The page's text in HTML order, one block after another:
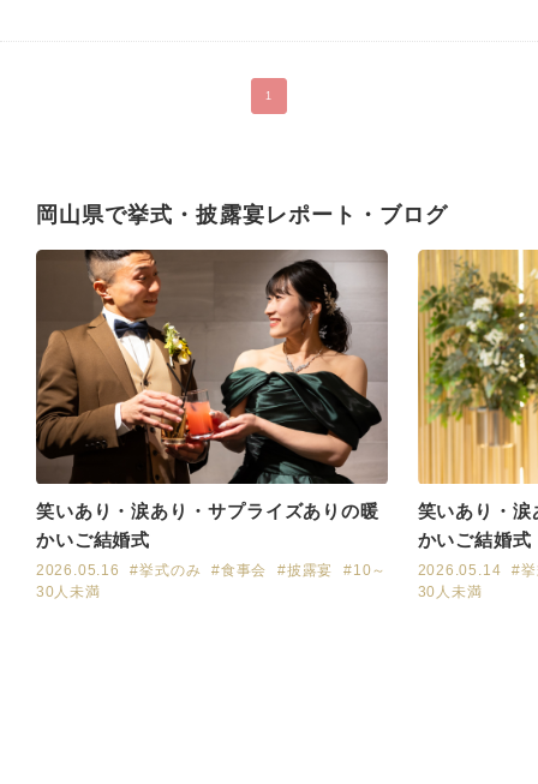
1
岡山県で挙式・披露宴レポート・ブログ
笑いあり・涙あり・サプライズありの暖
かいご結婚式
2026.05.16 #挙式のみ #食事会 #披露宴
#10～
30人未満
笑いあり・
かいご結婚式
2026.05.14
#
30人未満